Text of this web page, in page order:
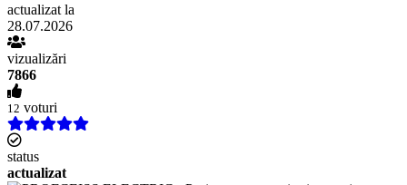
actualizat la
28.07.2026
vizualizări
7866
12 voturi
status
actualizat